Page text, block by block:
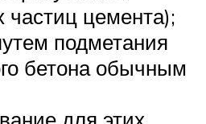
цемента);
подметания
бетона обычным
для этих